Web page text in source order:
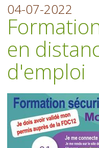
04-07-2022
en
d'emploi